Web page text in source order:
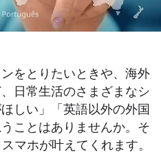
をとりたいときや、海外
日常生活のさまざまなシ
しい」「英語以外の外国
ことはありませんか。そ
マホが叶えてくれます。